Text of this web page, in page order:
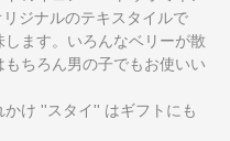
ジナルのテキスタイルで
ます。いろんなベリーが散
ちろん男の子でもお使いい
け ''スタイ'' はギフトにも